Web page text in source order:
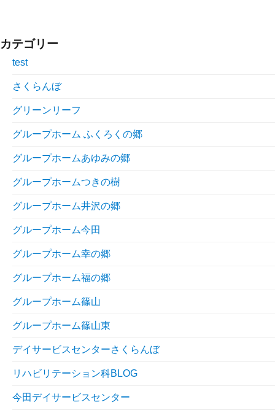
カテゴリー
test
さくらんぼ
グリーンリーフ
グループホーム ふくろくの郷
グループホームあゆみの郷
グループホームつきの樹
グループホーム井沢の郷
グループホーム今田
グループホーム幸の郷
グループホーム福の郷
グループホーム篠山
グループホーム篠山東
デイサービスセンターさくらんぼ
リハビリテーション科BLOG
今田デイサービスセンター